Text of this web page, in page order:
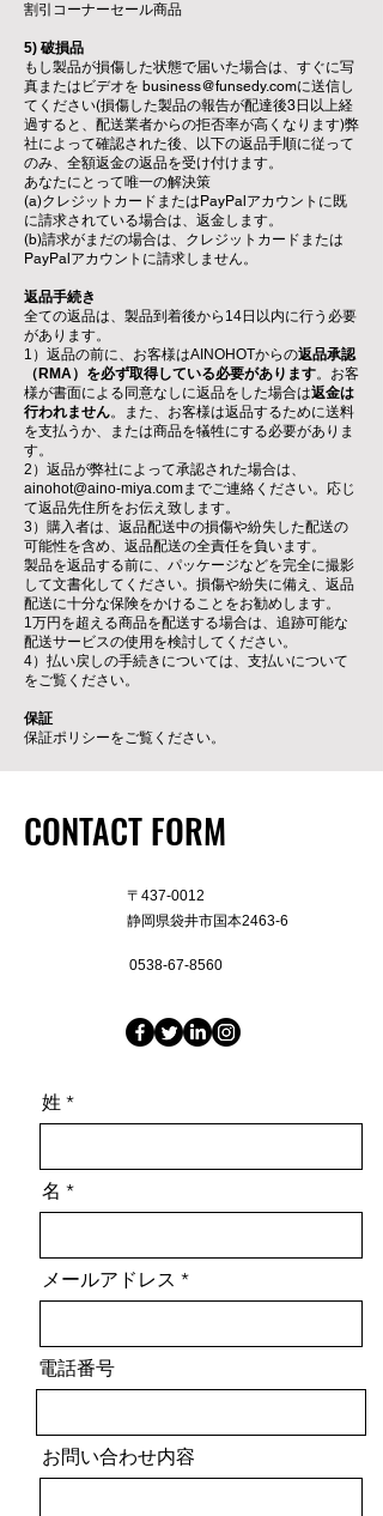
割引コーナーセール商品
5) 破損品
もし製品が損傷した状態で届いた場合は、すぐに写
真またはビデオを business@funsedy.comに送信し
てください(損傷した製品の報告が配達後3日以上経
過すると、配送業者からの拒否率が高くなります)弊
社によって確認された後、以下の返品手順に従って
のみ、全額返金の返品を受け付けます。
あなたにとって唯一の解決策
(a)クレジットカードまたはPayPalアカウントに既
に請求されている場合は、返金します。
(b)請求がまだの場合は、クレジットカードまたは
PayPalアカウントに請求しません。
返品手続き
全ての返品は、製品到着後から14日以内に行う必要
があります。
1）返品の前に、お客様はAINOHOTからの返品承認
（RMA）を必ず取得している必要があります。お客
様が書面による同意なしに返品をした場合は返金は
行われません。また、お客様は返品するために送料
を支払うか、または商品を犠牲にする必要がありま
す。
2）返品が弊社によって承認された場合は、
ainohot@aino-miya.comまでご連絡ください。応じ
て返品先住所をお伝え致します。
3）購入者は、返品配送中の損傷や紛失した配送の
可能性を含め、返品配送の全責任を負います。
製品を返品する前に、パッケージなどを完全に撮影
して文書化してください。損傷や紛失に備え、返品
配送に十分な保険をかけることをお勧めします。
1万円を超える商品を配送する場合は、追跡可能な
配送サービスの使用を検討してください。
4）払い戻しの手続きについては、支払いについて
をご覧ください。
保証
保証ポリシーをご覧ください。
CONTACT FORM
〒437-0012
​静岡県袋井市国本2463-6
0538-67-8560
姓
名
メールアドレス
電話番号
お問い合わせ内容